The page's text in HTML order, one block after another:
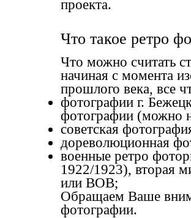
проекта.
Что такое ретро
Что можно считать
начиная c момента
прошлого века, все
фотографии г.
фотографии (можно
советская
дореволюционная
военные ретро
1922/1923), вторая
или ВОВ;
Обращаем Ваше
фотографии.